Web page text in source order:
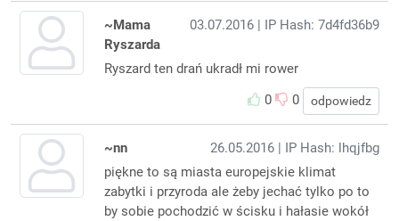
03.07.2016 | IP Hash: 7d4fd36b9
~Mama
Ryszarda
Ryszard ten drań ukradł mi rower
0
0 odpowiedz
26.05.2016 | IP Hash: lhqjfbg
~nn
piękne to są miasta europejskie klimat
zabytki i przyroda ale żeby jechać tylko po to
by sobie pochodzić w ścisku i hałasie wokół